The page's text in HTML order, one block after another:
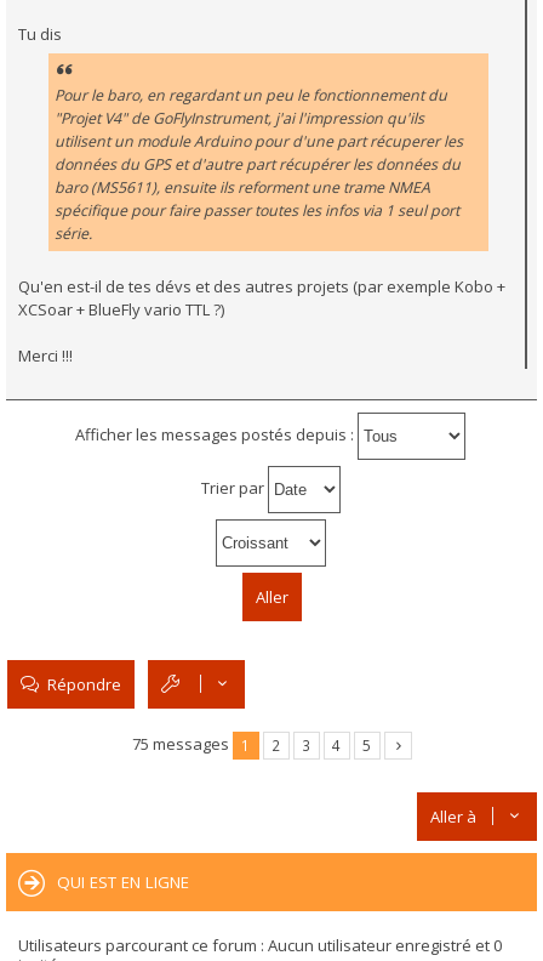
Tu dis
Pour le baro, en regardant un peu le fonctionnement du
"Projet V4" de GoFlyInstrument, j'ai l'impression qu'ils
utilisent un module Arduino pour d'une part récuperer les
données du GPS et d'autre part récupérer les données du
baro (MS5611), ensuite ils reforment une trame NMEA
spécifique pour faire passer toutes les infos via 1 seul port
série.
Qu'en est-il de tes dévs et des autres projets (par exemple Kobo +
XCSoar + BlueFly vario TTL ?)
Merci !!!
Afficher les messages postés depuis :
Trier par
Répondre
75 messages 1 2 3 4 5
Aller à
QUI EST EN LIGNE
Utilisateurs parcourant ce forum : Aucun utilisateur enregistré et 0